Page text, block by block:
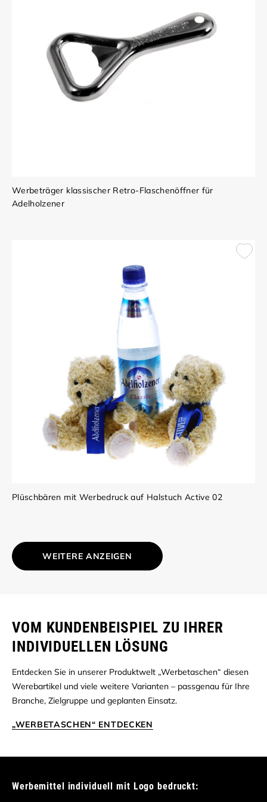
Werbeträger klassischer Retro-Flaschenöffner für
Adelholzener
Plüschbären mit Werbedruck auf Halstuch Active 02
WEITERE ANZEIGEN
VOM KUNDENBEISPIEL ZU IHRER
INDIVIDUELLEN LÖSUNG
Entdecken Sie in unserer Produktwelt „Werbetaschen“ diesen
Werebartikel und viele weitere Varianten – passgenau für Ihre
Branche, Zielgruppe und geplanten Einsatz.
„WERBETASCHEN“ ENTDECKEN
Werbemittel individuell mit Logo bedruckt: